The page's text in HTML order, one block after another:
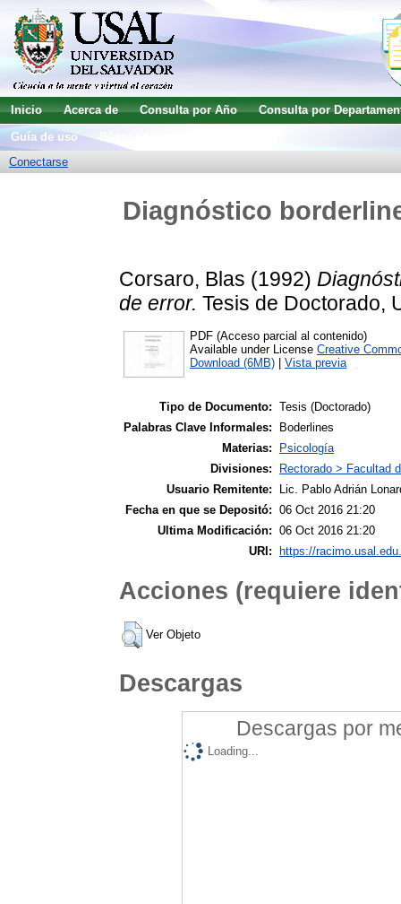
Inicio Acerca de Consulta por Año
Consulta por
Guía de uso
Conectarse
Diagnóstico
Corsaro, Blas (1992)
de error. Tesis de Doctorado,
PDF (Acceso parcial al contenido)
Available under License Creative
Download (6MB)
Vista previa
Tipo de Documento: Tesis (Doctorado)
Palabras Clave Informales:
Boderlines
Materias:
Psicología
Divisiones:
Rectorado > Facultad
Usuario Remitente:
Lic. Pablo Adrián
Fecha en que se Depositó: 06 Oct 2016 21:20
Ultima Modificación: 06 Oct 2016 21:20
URI:
https://
Acciones (requiere
Ver Objeto
Descargas
Descargas por
Loading...